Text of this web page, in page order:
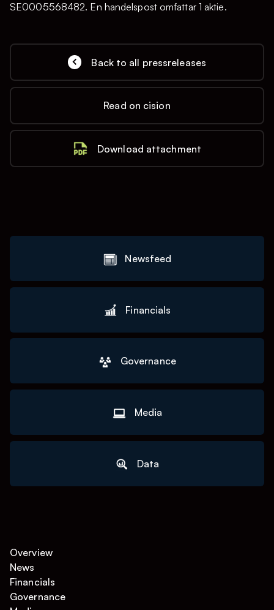
SE0005568482. En handelspost omfattar 1 aktie.
Back to all pressreleases
Read on cision
Download attachment
Newsfeed
Financials
Governance
Media
Data
Overview
News
Financials
Governance